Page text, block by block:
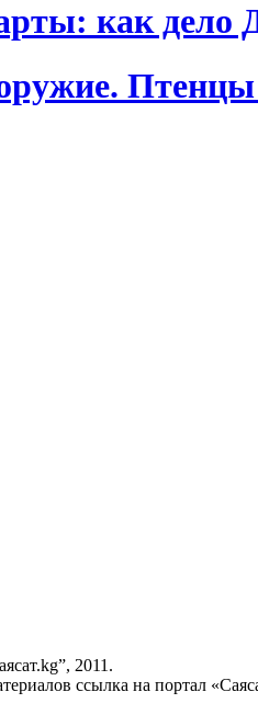
как
2011.
ссылка на портал